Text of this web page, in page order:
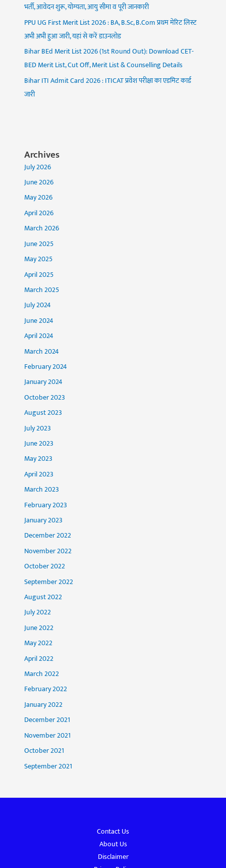
भर्ती, आवेदन शुरू, योग्यता, आयु सीमा व पूरी जानकारी
PPU UG First Merit List 2026 : BA, B.Sc, B.Com प्रथम मेरिट लिस्ट
अभी अभी हुआ जारी, यहां से करें डाउनलोड
Bihar BEd Merit List 2026 (1st Round Out): Download CET-
BED Merit List, Cut Off, Merit List & Counselling Details
Bihar ITI Admit Card 2026 : ITICAT प्रवेश परीक्षा का एडमिट कार्ड
जारी
Archives
July 2026
June 2026
May 2026
April 2026
March 2026
June 2025
May 2025
April 2025
March 2025
July 2024
June 2024
April 2024
March 2024
February 2024
January 2024
October 2023
August 2023
July 2023
June 2023
May 2023
April 2023
March 2023
February 2023
January 2023
December 2022
November 2022
October 2022
September 2022
August 2022
July 2022
June 2022
May 2022
April 2022
March 2022
February 2022
January 2022
December 2021
November 2021
October 2021
September 2021
Contact Us
About Us
Disclaimer